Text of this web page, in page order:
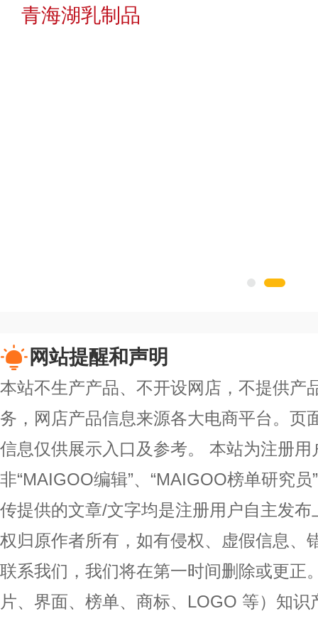
极域
网站提醒和声明
本站不生产产品、不开设网店，不提供产
务，网店产品信息来源各大电商平台。页
信息仅供展示入口及参考。
本站为注册用
非“MAIGOO编辑”、“MAIGOO榜单研究
传提供的文章/文字均是注册用户自主发
权归原作者所有，如有侵权、虚假信息、
联系我们，我们将在第一时间删除或更正
片、界面、榜单、商标、LOGO 等）知